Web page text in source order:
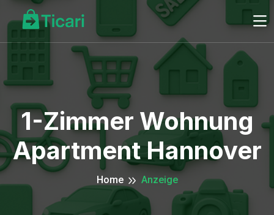
1-Zimmer Wohnung
Apartment Hannover
Home Anzeige